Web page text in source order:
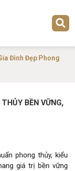
Đình Đẹp Phong
BỀN VỮNG,
phong thủy, kiểu
giá trị bền vững